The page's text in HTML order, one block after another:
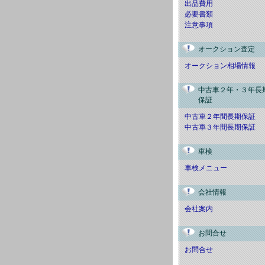
出品費用
必要書類
注意事項
オークション査定
オークション相場情報
中古車２年・３年長
保証
中古車２年間長期保証
中古車３年間長期保証
車検
車検メニュー
会社情報
会社案内
お問合せ
お問合せ